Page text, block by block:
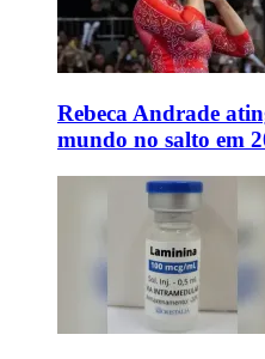
Rebeca Andrade
mundo no salto em